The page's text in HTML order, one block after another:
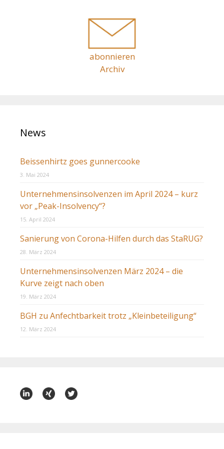
abonnieren
Archiv
News
Beissenhirtz goes gunnercooke
3. Mai 2024
Unternehmensinsolvenzen im April 2024 – kurz
vor „Peak-Insolvency“?
15. April 2024
Sanierung von Corona-Hilfen durch das StaRUG?
28. März 2024
Unternehmensinsolvenzen März 2024 – die
Kurve zeigt nach oben
19. März 2024
BGH zu Anfechtbarkeit trotz „Kleinbeteiligung“
12. März 2024